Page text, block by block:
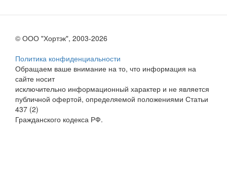
© ООО "Хортэк", 2003-2026
Политика конфиденциальности
Обращаем ваше внимание на то, что информация на
сайте носит
исключительно информационный характер и не является
публичной офертой, определяемой положениями Статьи
437 (2)
Гражданского кодекса РФ.